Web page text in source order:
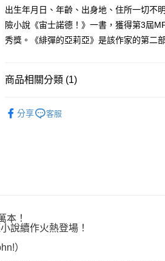
※ 請注意：結帳手續完成當下不需立刻繳費，
絡購買商品的店家。未經商家同意取消之訂單
先享後付繳納相關費用。
※ 交易是否成功請以「AFTEE先享後付 」之結
【注意事項】
求債權轉讓予恩沛科技股份有限公司。
５．嚴禁一人註冊多個帳號或使用他人資訊註冊
形，恩沛科技股份有限公司將有權停止該用戶之
動。
萊爾富取貨付款
每筆NT$80，滿NT$500(含以上)免運費
出生年月日、年齡、出身地、住所一切不
險小說《宙士諾德！》一書，獲得第3屆
秀獎。《緋彈的亞莉亞》是該作家的第二
商品相關分類 (1)
分享
客服
本！
說續作火熱登場！
）